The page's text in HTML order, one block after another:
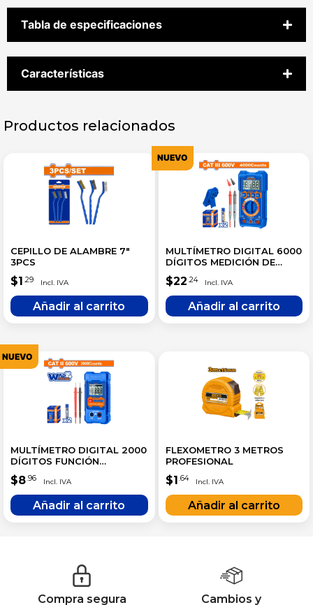
Tabla de especificaciones
Características
Productos relacionados
CEPILLO DE ALAMBRE 7″
3PCS
$1.29
NUEVO
MULTÍMETRO DIGITAL 6000
DÍGITOS MEDICIÓN DE
TEMPERATURA RANGO
AUTOMÁTICO
$22.24
NUEVO
MULTÍMETRO DIGITAL 2000
DÍGITOS FUNCIÓN
INTELIGENTE RANGO
AUTOMÁTICO
$8.96
FLEXOMETRO 3 METROS
PROFESIONAL
$1.64
Compra segura
Cambios y